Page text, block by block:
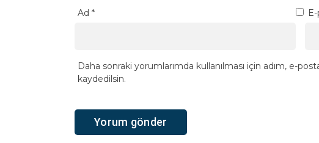
Ad *
Daha sonraki yorumlarımda kullanılması için adım, e-
kaydedilsin.